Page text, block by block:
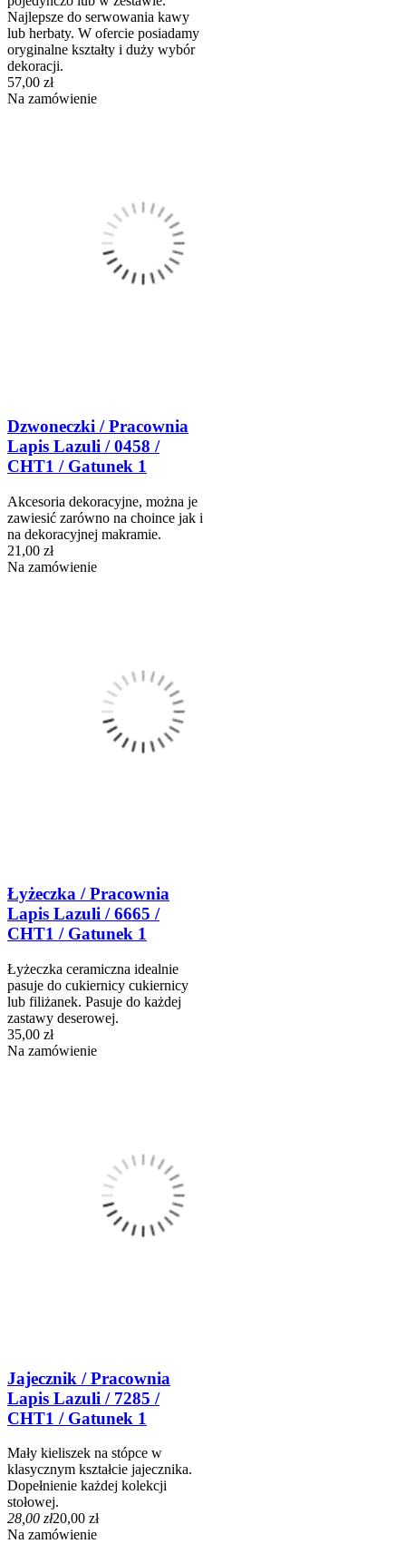
Najlepsze do serwowania kawy
lub herbaty. W ofercie posiadamy
oryginalne kształty i duży wybór
dekoracji.
57,00 zł
Na zamówienie
Dzwoneczki / Pracownia
Lapis Lazuli / 0458 /
CHT1 / Gatunek 1
Akcesoria dekoracyjne, można je
zawiesić zarówno na choince jak i
na dekoracyjnej makramie.
21,00 zł
Na zamówienie
Łyżeczka / Pracownia
Lapis Lazuli / 6665 /
CHT1 / Gatunek 1
Łyżeczka ceramiczna idealnie
pasuje do cukiernicy cukiernicy
lub filiżanek. Pasuje do każdej
zastawy deserowej.
35,00 zł
Na zamówienie
Jajecznik / Pracownia
Lapis Lazuli / 7285 /
CHT1 / Gatunek 1
Mały kieliszek na stópce w
klasycznym kształcie jajecznika.
Dopełnienie każdej kolekcji
stołowej.
28,00 zł20,00 zł
Na zamówienie